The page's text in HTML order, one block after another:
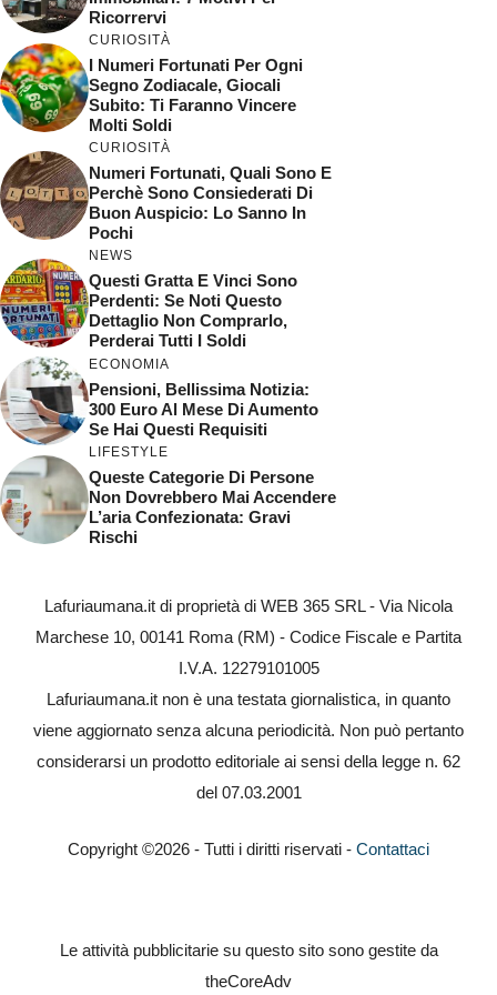
Ricorrervi
CURIOSITÀ
I Numeri Fortunati Per Ogni
Segno Zodiacale, Giocali
Subito: Ti Faranno Vincere
Molti Soldi
CURIOSITÀ
Numeri Fortunati, Quali Sono E
Perchè Sono Consiederati Di
Buon Auspicio: Lo Sanno In
Pochi
NEWS
Questi Gratta E Vinci Sono
Perdenti: Se Noti Questo
Dettaglio Non Comprarlo,
Perderai Tutti I Soldi
ECONOMIA
Pensioni, Bellissima Notizia:
300 Euro Al Mese Di Aumento
Se Hai Questi Requisiti
LIFESTYLE
Queste Categorie Di Persone
Non Dovrebbero Mai Accendere
L’aria Confezionata: Gravi
Rischi
Lafuriaumana.it di proprietà di WEB 365 SRL - Via Nicola
Marchese 10, 00141 Roma (RM) - Codice Fiscale e Partita
I.V.A. 12279101005
Lafuriaumana.it non è una testata giornalistica, in quanto
viene aggiornato senza alcuna periodicità. Non può pertanto
considerarsi un prodotto editoriale ai sensi della legge n. 62
del 07.03.2001
Copyright ©2026 - Tutti i diritti riservati - Contattaci
Le attività pubblicitarie su questo sito sono gestite da
theCoreAdv